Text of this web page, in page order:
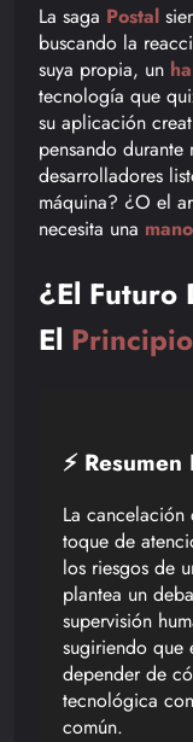
La saga Postal
buscando la
suya propia, un
tecnología que
su aplicación
pensando
desarrolladores
máquina? ¿O el
necesita una
¿El Futuro
El
⚡
La cancelación
toque de
los riesgos de
plantea un
supervisión
sugiriendo que
depender de
tecnológica
común.